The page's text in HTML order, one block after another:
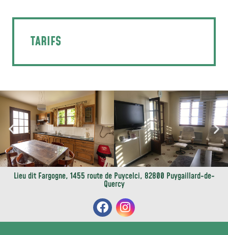
TARIFS
Lieu dit Fargogne, 1455 route de Puycelci, 82800 Puygaillard-de-
Quercy